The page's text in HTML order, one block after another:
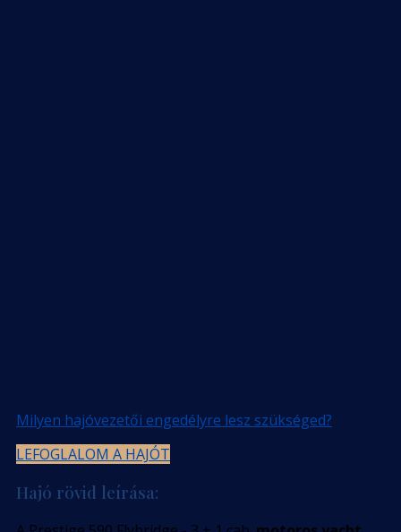
Milyen hajóvezetői engedélyre lesz szükséged?
LEFOGLALOM A HAJÓT
Hajó rövid leírása: